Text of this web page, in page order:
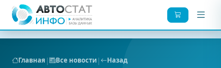
Главная | Все новости| Назад